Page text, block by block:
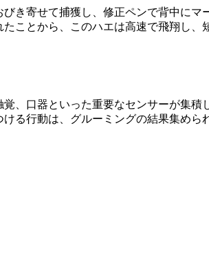
寄せて捕獲し、修正ペンで背中にマ
ことから、このハエは高速で飛翔し
口器といった重要なセンサーが集
る行動は、グルーミングの結果集めら